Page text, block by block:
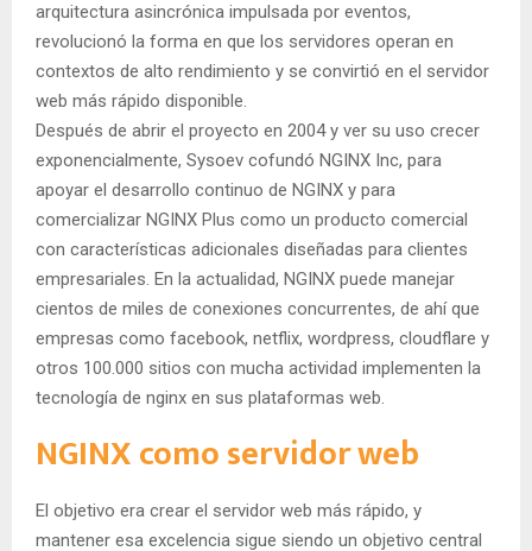
arquitectura asincrónica impulsada por eventos,
revolucionó la forma en que los servidores operan en
contextos de alto rendimiento y se convirtió en el servidor
web más rápido disponible.
Después de abrir el proyecto en 2004 y ver su uso crecer
exponencialmente, Sysoev cofundó NGINX Inc, para
apoyar el desarrollo continuo de NGINX y para
comercializar NGINX Plus como un producto comercial
con características adicionales diseñadas para clientes
empresariales. En la actualidad, NGINX puede manejar
cientos de miles de conexiones concurrentes, de ahí que
empresas como facebook, netflix, wordpress, cloudflare y
otros 100.000 sitios con mucha actividad implementen la
tecnología de nginx en sus plataformas web.
NGINX como servidor web
El objetivo era crear el servidor web más rápido, y
mantener esa excelencia sigue siendo un objetivo central